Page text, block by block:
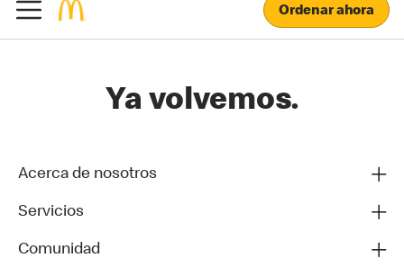
Ordenar ahora
Ya volvemos.
Acerca de nosotros
Servicios
Comunidad